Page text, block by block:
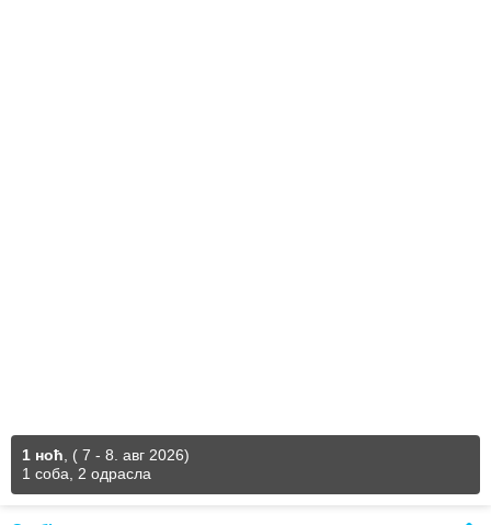
1 ноћ
( 7 - 8. авг 2026)
1 соба, 2 одрасла